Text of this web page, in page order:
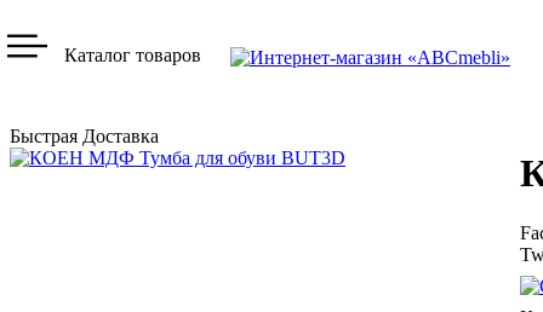
Быстрая Доставка
Каталог товаров